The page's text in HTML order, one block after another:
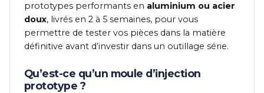
prototypes performants en aluminium ou acier
doux, livrés en 2 à 5 semaines, pour vous
permettre de tester vos pièces dans la matière
définitive avant d’investir dans un outillage série.
Qu’est-ce qu’un moule d’injection
prototype ?